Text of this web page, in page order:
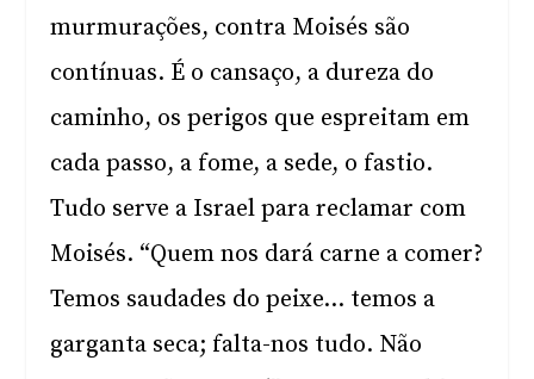
murmurações, contra Moisés são
contínuas. É o cansaço, a dureza do
caminho, os perigos que espreitam em
cada passo, a fome, a sede, o fastio.
Tudo serve a Israel para reclamar com
Moisés. “Quem nos dará carne a comer?
Temos saudades do peixe… temos a
garganta seca; falta-nos tudo. Não